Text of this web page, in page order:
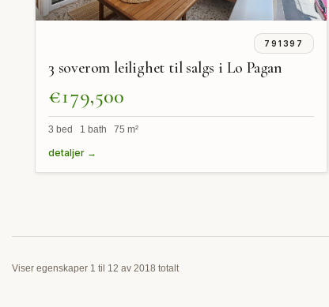
791397
3 soverom leilighet til salgs i Lo Pagan
€179,500
3 bed 1 bath 75 m²
detaljer →
Viser egenskaper 1 til 12 av 2018 totalt